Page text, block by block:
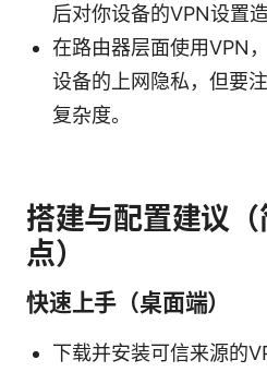
后对你设备的VPN设置造
在路由器层面使用VPN
设备的上网隐私，但要
复杂度。
搭建与配置建议
点）
快速上手（桌面端）
下载并安装可信来源的